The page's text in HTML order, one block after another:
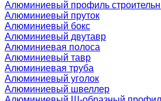
Алюминиевый профиль
Алюминиевый пруток
Алюминиевый бокс
Алюминиевый двутавр
Алюминиевая полоса
Алюминиевый тавр
Алюминиевая труба
Алюминиевый уголок
Алюминиевый швеллер